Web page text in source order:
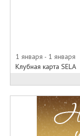
1 января - 1 января
Клубная карта SELA